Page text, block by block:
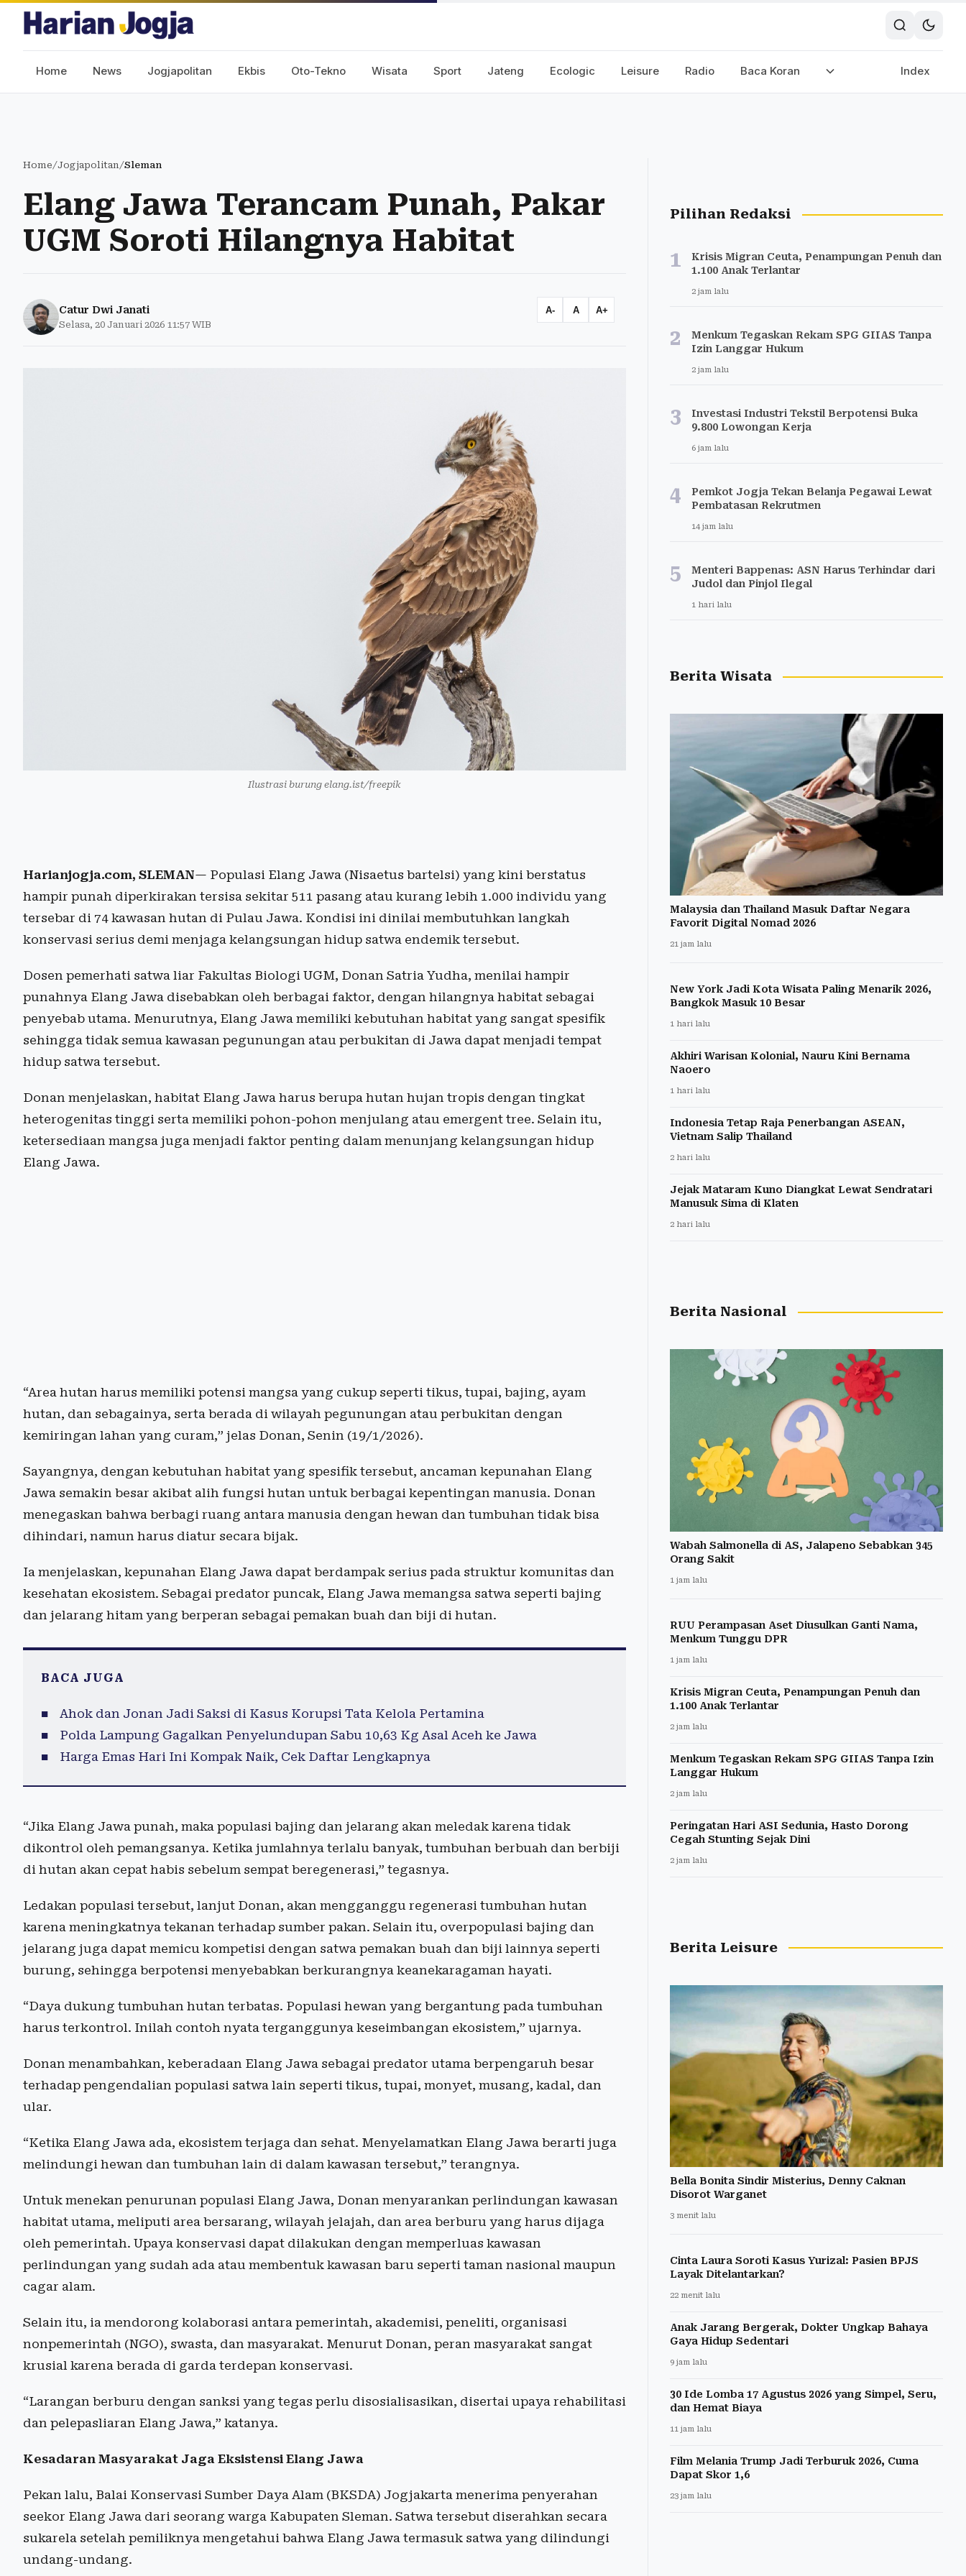
Home News Jogjapolitan Ekbis Oto-Tekno Wisata Sport Jateng Ecologic Leisure Radio Baca Koran Index
Home/Jogjapolitan/Sleman
Elang Jawa Terancam Punah, Pakar
UGM Soroti Hilangnya Habitat
Catur Dwi Janati
Selasa, 20 Januari 2026 11:57 WIB
A- A A+
Ilustrasi burung elang.ist/freepik
Harianjogja.com, SLEMAN— Populasi Elang Jawa (Nisaetus bartelsi) yang kini berstatus
hampir punah diperkirakan tersisa sekitar 511 pasang atau kurang lebih 1.000 individu yang
tersebar di 74 kawasan hutan di Pulau Jawa. Kondisi ini dinilai membutuhkan langkah
konservasi serius demi menjaga kelangsungan hidup satwa endemik tersebut.
Dosen pemerhati satwa liar Fakultas Biologi UGM, Donan Satria Yudha, menilai hampir
punahnya Elang Jawa disebabkan oleh berbagai faktor, dengan hilangnya habitat sebagai
penyebab utama. Menurutnya, Elang Jawa memiliki kebutuhan habitat yang sangat spesifik
sehingga tidak semua kawasan pegunungan atau perbukitan di Jawa dapat menjadi tempat
hidup satwa tersebut.
Donan menjelaskan, habitat Elang Jawa harus berupa hutan hujan tropis dengan tingkat
heterogenitas tinggi serta memiliki pohon-pohon menjulang atau emergent tree. Selain itu,
ketersediaan mangsa juga menjadi faktor penting dalam menunjang kelangsungan hidup
Elang Jawa.
“Area hutan harus memiliki potensi mangsa yang cukup seperti tikus, tupai, bajing, ayam
hutan, dan sebagainya, serta berada di wilayah pegunungan atau perbukitan dengan
kemiringan lahan yang curam,” jelas Donan, Senin (19/1/2026).
Sayangnya, dengan kebutuhan habitat yang spesifik tersebut, ancaman kepunahan Elang
Jawa semakin besar akibat alih fungsi hutan untuk berbagai kepentingan manusia. Donan
menegaskan bahwa berbagi ruang antara manusia dengan hewan dan tumbuhan tidak bisa
dihindari, namun harus diatur secara bijak.
Ia menjelaskan, kepunahan Elang Jawa dapat berdampak serius pada struktur komunitas dan
kesehatan ekosistem. Sebagai predator puncak, Elang Jawa memangsa satwa seperti bajing
dan jelarang hitam yang berperan sebagai pemakan buah dan biji di hutan.
BACA JUGA
Ahok dan Jonan Jadi Saksi di Kasus Korupsi Tata Kelola Pertamina
Polda Lampung Gagalkan Penyelundupan Sabu 10,63 Kg Asal Aceh ke Jawa
Harga Emas Hari Ini Kompak Naik, Cek Daftar Lengkapnya
“Jika Elang Jawa punah, maka populasi bajing dan jelarang akan meledak karena tidak
dikontrol oleh pemangsanya. Ketika jumlahnya terlalu banyak, tumbuhan berbuah dan berbiji
di hutan akan cepat habis sebelum sempat beregenerasi,” tegasnya.
Ledakan populasi tersebut, lanjut Donan, akan mengganggu regenerasi tumbuhan hutan
karena meningkatnya tekanan terhadap sumber pakan. Selain itu, overpopulasi bajing dan
jelarang juga dapat memicu kompetisi dengan satwa pemakan buah dan biji lainnya seperti
burung, sehingga berpotensi menyebabkan berkurangnya keanekaragaman hayati.
“Daya dukung tumbuhan hutan terbatas. Populasi hewan yang bergantung pada tumbuhan
harus terkontrol. Inilah contoh nyata terganggunya keseimbangan ekosistem,” ujarnya.
Donan menambahkan, keberadaan Elang Jawa sebagai predator utama berpengaruh besar
terhadap pengendalian populasi satwa lain seperti tikus, tupai, monyet, musang, kadal, dan
ular.
“Ketika Elang Jawa ada, ekosistem terjaga dan sehat. Menyelamatkan Elang Jawa berarti juga
melindungi hewan dan tumbuhan lain di dalam kawasan tersebut,” terangnya.
Untuk menekan penurunan populasi Elang Jawa, Donan menyarankan perlindungan kawasan
habitat utama, meliputi area bersarang, wilayah jelajah, dan area berburu yang harus dijaga
oleh pemerintah. Upaya konservasi dapat dilakukan dengan memperluas kawasan
perlindungan yang sudah ada atau membentuk kawasan baru seperti taman nasional maupun
cagar alam.
Selain itu, ia mendorong kolaborasi antara pemerintah, akademisi, peneliti, organisasi
nonpemerintah (NGO), swasta, dan masyarakat. Menurut Donan, peran masyarakat sangat
krusial karena berada di garda terdepan konservasi.
“Larangan berburu dengan sanksi yang tegas perlu disosialisasikan, disertai upaya rehabilitasi
dan pelepasliaran Elang Jawa,” katanya.
Kesadaran Masyarakat Jaga Eksistensi Elang Jawa
Pekan lalu, Balai Konservasi Sumber Daya Alam (BKSDA) Jogjakarta menerima penyerahan
seekor Elang Jawa dari seorang warga Kabupaten Sleman. Satwa tersebut diserahkan secara
sukarela setelah pemiliknya mengetahui bahwa Elang Jawa termasuk satwa yang dilindungi
undang-undang.
Pilihan Redaksi
1
Krisis Migran Ceuta, Penampungan Penuh dan
1.100 Anak Terlantar
2 jam lalu
2
Menkum Tegaskan Rekam SPG GIIAS Tanpa
Izin Langgar Hukum
2 jam lalu
3
Investasi Industri Tekstil Berpotensi Buka
9.800 Lowongan Kerja
6 jam lalu
4
Pemkot Jogja Tekan Belanja Pegawai Lewat
Pembatasan Rekrutmen
14 jam lalu
5
Menteri Bappenas: ASN Harus Terhindar dari
Judol dan Pinjol Ilegal
1 hari lalu
Berita Wisata
Malaysia dan Thailand Masuk Daftar Negara
Favorit Digital Nomad 2026
21 jam lalu
New York Jadi Kota Wisata Paling Menarik 2026,
Bangkok Masuk 10 Besar
1 hari lalu
Akhiri Warisan Kolonial, Nauru Kini Bernama
Naoero
1 hari lalu
Indonesia Tetap Raja Penerbangan ASEAN,
Vietnam Salip Thailand
2 hari lalu
Jejak Mataram Kuno Diangkat Lewat Sendratari
Manusuk Sima di Klaten
2 hari lalu
Berita Nasional
Wabah Salmonella di AS, Jalapeno Sebabkan 345
Orang Sakit
1 jam lalu
RUU Perampasan Aset Diusulkan Ganti Nama,
Menkum Tunggu DPR
1 jam lalu
Krisis Migran Ceuta, Penampungan Penuh dan
1.100 Anak Terlantar
2 jam lalu
Menkum Tegaskan Rekam SPG GIIAS Tanpa Izin
Langgar Hukum
2 jam lalu
Peringatan Hari ASI Sedunia, Hasto Dorong
Cegah Stunting Sejak Dini
2 jam lalu
Berita Leisure
Bella Bonita Sindir Misterius, Denny Caknan
Disorot Warganet
3 menit lalu
Cinta Laura Soroti Kasus Yurizal: Pasien BPJS
Layak Ditelantarkan?
22 menit lalu
Anak Jarang Bergerak, Dokter Ungkap Bahaya
Gaya Hidup Sedentari
9 jam lalu
30 Ide Lomba 17 Agustus 2026 yang Simpel, Seru,
dan Hemat Biaya
11 jam lalu
Film Melania Trump Jadi Terburuk 2026, Cuma
Dapat Skor 1,6
23 jam lalu